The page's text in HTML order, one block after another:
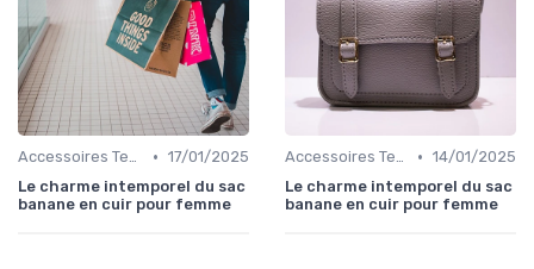
Accessoires Tendance • 17/01/2025
Le charme intemporel du sac
banane en cuir pour femme
Accessoires Tendance • 14/01/2025
Le charme intemporel du sac
banane en cuir pour femme